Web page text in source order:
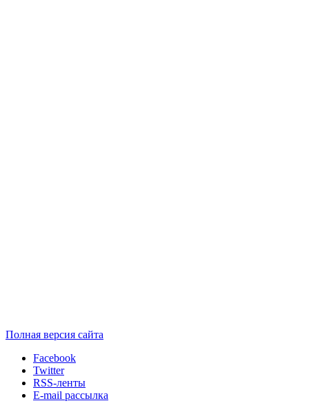
Полная версия сайта
Facebook
Twitter
RSS-ленты
E-mail рассылка